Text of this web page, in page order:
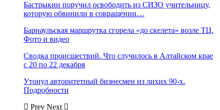
Бастрыкин поручил освободить из СИЗО учительницу,
которую обвинили в совращении…
Барнаульская маршрутка сгорела «до скелета» возле ТЦ.
Фото и видео
Сводка происшествий. Что случилось в Алтайском крае
с 20 по 22 декабря
Утонул авторитетный бизнесмен из лихих 90-х.
Подробности
Prev Next